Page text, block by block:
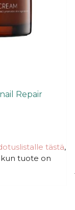
Repair
tästä,
tuote on